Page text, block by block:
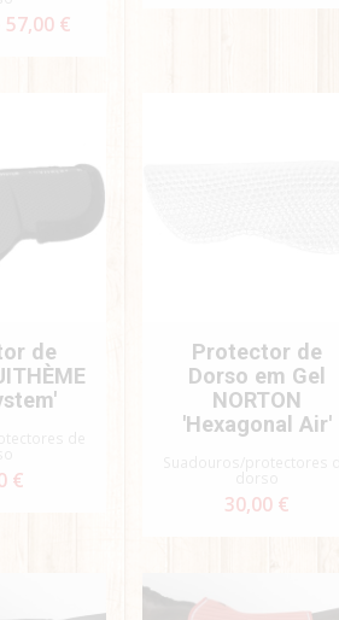
€
de
€
Protector de
Dorso em Gel
NORTON
'Hexagonal Air'
30,00 €